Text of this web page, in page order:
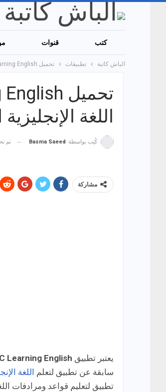
كتب قنوات
الباش كاتبة تطبيقات تحميل BBC Learning English: أفضل تطبيق لتعليم اللغة الإنجليزية البريطانية!
اللغة
كُتِب بواسطة Basma Saeed تم
مشاركة
يعتبر تطبيق Learning English
سابقة عن تطبيق لتعلم اللغة
تطبيق لتعليم قواعد ومرادفات